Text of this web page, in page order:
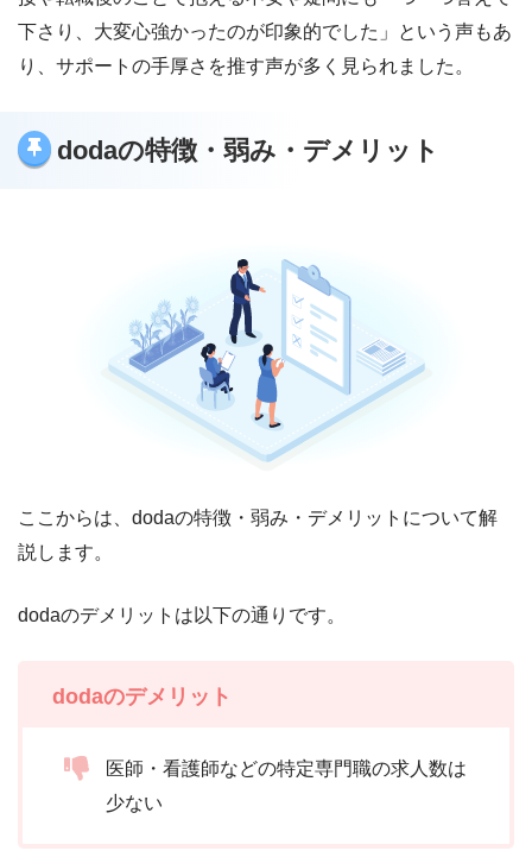
下さり、大変心強かったのが印象的でした」という声もあ
り、サポートの手厚さを推す声が多く見られました。
dodaの特徴・弱み・デメリット
ここからは、dodaの特徴・弱み・デメリットについて解
説します。
dodaのデメリットは以下の通りです。
dodaのデメリット
医師・看護師などの特定専門職の求人数は
少ない